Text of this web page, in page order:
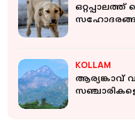
KOLLAM
ആര്യങ്കാവ്